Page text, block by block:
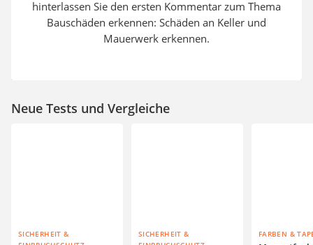
hinterlassen Sie den ersten Kommentar zum Thema
Bauschäden erkennen: Schäden an Keller und
Mauerwerk erkennen.
Neue Tests und Vergleiche
SICHERHEIT &
SICHERHEIT &
FARBEN &